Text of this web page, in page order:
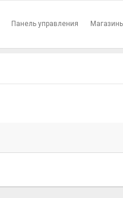
Панель управления